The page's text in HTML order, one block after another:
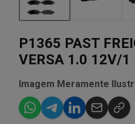
P1365 PAST
VERSA 1.0 12V/1
Imagem Meramente